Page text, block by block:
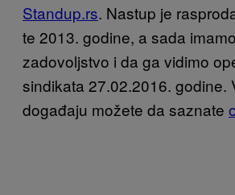
Standup.rs. Nastup je
te 2013. godine, a sada
zadovoljstvo i da ga vidimo
sindikata 27.02.2016. godine.
događaju možete da saznate